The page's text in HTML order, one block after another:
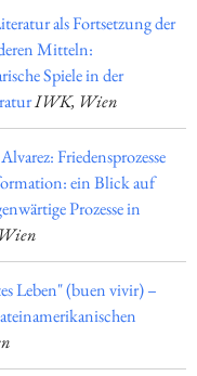
75 Jahre IWK
70 Jahre IWK
als Fortsetzung der
Mitteln:
Spiele in der
IWK, Wien
Friedensprozesse
ein Blick auf
Prozesse in
Leben" (buen vivir) –